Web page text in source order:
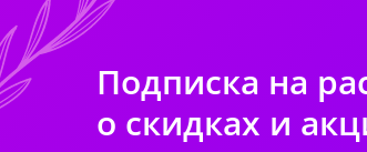
Подписка на
о скидках и